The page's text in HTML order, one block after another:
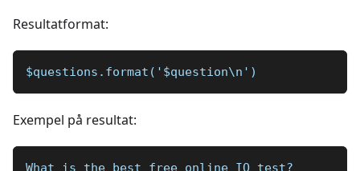
Resultatformat:
$questions.format('$question\n')
Exempel på resultat:
What is the best free online IQ test?